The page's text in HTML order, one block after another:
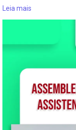
Leia mais